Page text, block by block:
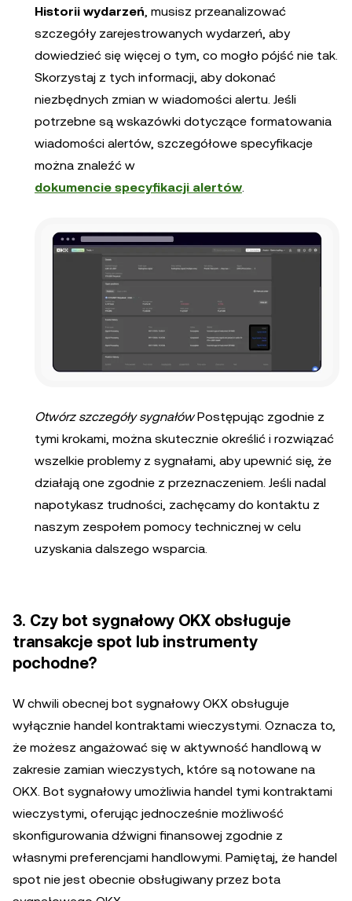
Historii wydarzeń , musisz przeanalizować
szczegóły zarejestrowanych wydarzeń, aby
dowiedzieć się więcej o tym, co mogło pójść nie tak.
Skorzystaj z tych informacji, aby dokonać
niezbędnych zmian w wiadomości alertu. Jeśli
potrzebne są wskazówki dotyczące formatowania
wiadomości alertów, szczegółowe specyfikacje
można znaleźć w
dokumencie specyfikacji alertów
Otwórz szczegóły sygnałówPostępując zgodnie z
tymi krokami, można skutecznie określić i rozwiązać
wszelkie problemy z sygnałami, aby upewnić się, że
działają one zgodnie z przeznaczeniem. Jeśli nadal
napotykasz trudności, zachęcamy do kontaktu z
naszym zespołem pomocy technicznej w celu
uzyskania dalszego wsparcia.
3. Czy bot sygnałowy OKX obsługuje
transakcje spot lub instrumenty
pochodne?
W chwili obecnej bot sygnałowy OKX obsługuje
wyłącznie handel kontraktami wieczystymi. Oznacza to,
że możesz angażować się w aktywność handlową w
zakresie zamian wieczystych, które są notowane na
OKX. Bot sygnałowy umożliwia handel tymi kontraktami
wieczystymi, oferując jednocześnie możliwość
skonfigurowania dźwigni finansowej zgodnie z
własnymi preferencjami handlowymi. Pamiętaj, że handel
spot nie jest obecnie obsługiwany przez bota